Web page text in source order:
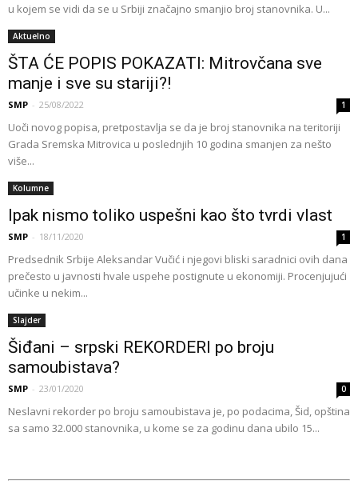
u kojem se vidi da se u Srbiji značajno smanjio broj stanovnika. U...
Aktuelno
ŠTA ĆE POPIS POKAZATI: Mitrovčana sve
manje i sve su stariji?!
SMP - 25/08/2022 1
Uoči novog popisa, pretpostavlja se da je broj stanovnika na teritoriji
Grada Sremska Mitrovica u poslednjih 10 godina smanjen za nešto
više...
Kolumne
Ipak nismo toliko uspešni kao što tvrdi vlast
SMP - 18/11/2020 1
Predsednik Srbije Aleksandar Vučić i njegovi bliski saradnici ovih dana
prečesto u javnosti hvale uspehe postignute u ekonomiji. Procenjujući
učinke u nekim...
Slajder
Šiđani – srpski REKORDERI po broju
samoubistava?
SMP - 23/01/2020 0
Neslavni rekorder po broju samoubistava je, po podacima, Šid, opština
sa samo 32.000 stanovnika, u kome se za godinu dana ubilo 15...